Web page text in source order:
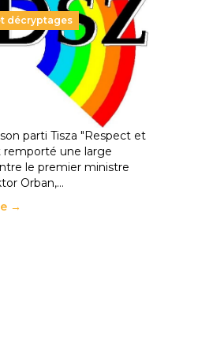
décryptages
du changement pour
éducatives, aussi !
le conservateur Peter
parti Tisza "Respect et
remporté une large
le premier ministre
Orban,…
→